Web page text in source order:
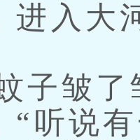
进入大
皱了
“听说